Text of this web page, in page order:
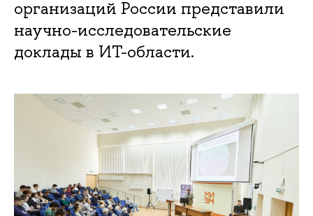
организаций России представили
научно-исследовательские
доклады в ИТ-области.